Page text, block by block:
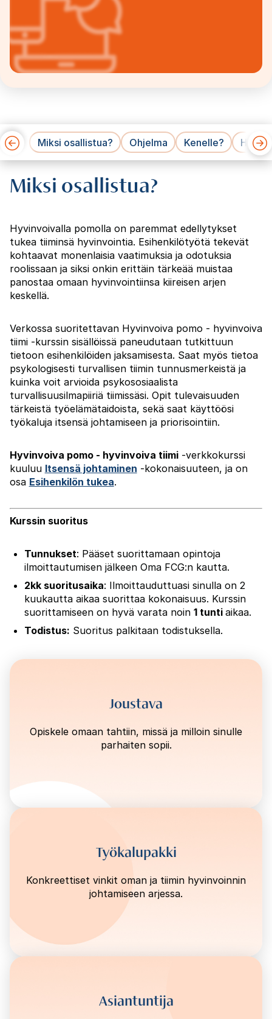
Miksi osallistua? Ohjelma Kenelle? Hinnat
Miksi osallistua?
Hyvinvoivalla pomolla on paremmat edellytykset
tukea tiiminsä hyvinvointia. Esihenkilötyötä tekevät
kohtaavat monenlaisia vaatimuksia ja odotuksia
roolissaan ja siksi onkin erittäin tärkeää muistaa
panostaa omaan hyvinvointiinsa kiireisen arjen
keskellä.
Verkossa suoritettavan Hyvinvoiva pomo - hyvinvoiva
tiimi-kurssin sisällöissäpaneudutaan tutkittuun
tietoon esihenkilöiden jaksamisesta. Saat myös tietoa
psykologisesti turvallisen tiimin tunnusmerkeistä ja
kuinka voit arvioida psykososiaalista
turvallisuusilmapiiriä tiimissäsi. Opit tulevaisuuden
tärkeistä työelämätaidoista, sekä saat käyttöösi
työkaluja itsensä johtamiseen ja priorisointiin.
Hyvinvoiva pomo - hyvinvoiva tiimi -verkkokurssi
kuuluu Itsensä johtaminen -kokonaisuuteen, ja on
osa Esihenkilön tukea.
Kurssin suoritus
Tunnukset: Pääset suorittamaan opintoja
ilmoittautumisen jälkeen Oma FCG:n kautta.
2kk suoritusaika: Ilmoittauduttuasi sinulla on 2
kuukautta aikaa suorittaa kokonaisuus. Kurssin
suorittamiseen on hyvä varata noin 1 tunti aikaa.
Todistus: Suoritus palkitaan todistuksella.
Joustava
Opiskele omaan tahtiin, missä ja milloin sinulle
parhaiten sopii.
Työkalupakki
Konkreettiset vinkit oman ja tiimin hyvinvoinnin
johtamiseen arjessa.
Asiantuntija